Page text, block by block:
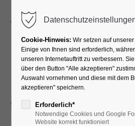
"Ein bunter
Melodienreigen"
Wolfgang Holz
Cookie-Hinweis: Wir setzen auf
Einige von Ihnen sind erforderlich,
unseren Internetauftritt zu verbessern.
über den Button "Alle akzeptieren"
Auswahl vornehmen und diese mit dem
akzeptieren" speichern.
Erforderlich*
Notwendige Cookies und Google
Website korrekt funktioniert